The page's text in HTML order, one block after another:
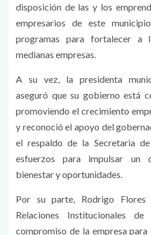
disposición de las y los
empresarios de este
programas para fortalecer a
medianas empresas.
A su vez, la presidenta
aseguró que su gobierno está
promoviendo el crecimiento
y reconoció el apoyo del
el respaldo de la Secretaria
esfuerzos para impulsar un
bienestar y oportunidades.
Por su parte, Rodrigo Flores
Relaciones Institucionales
compromiso de la empresa